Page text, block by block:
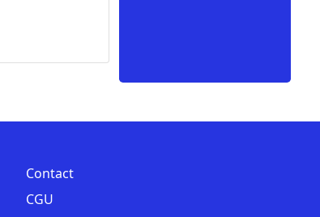
Contact
CGU